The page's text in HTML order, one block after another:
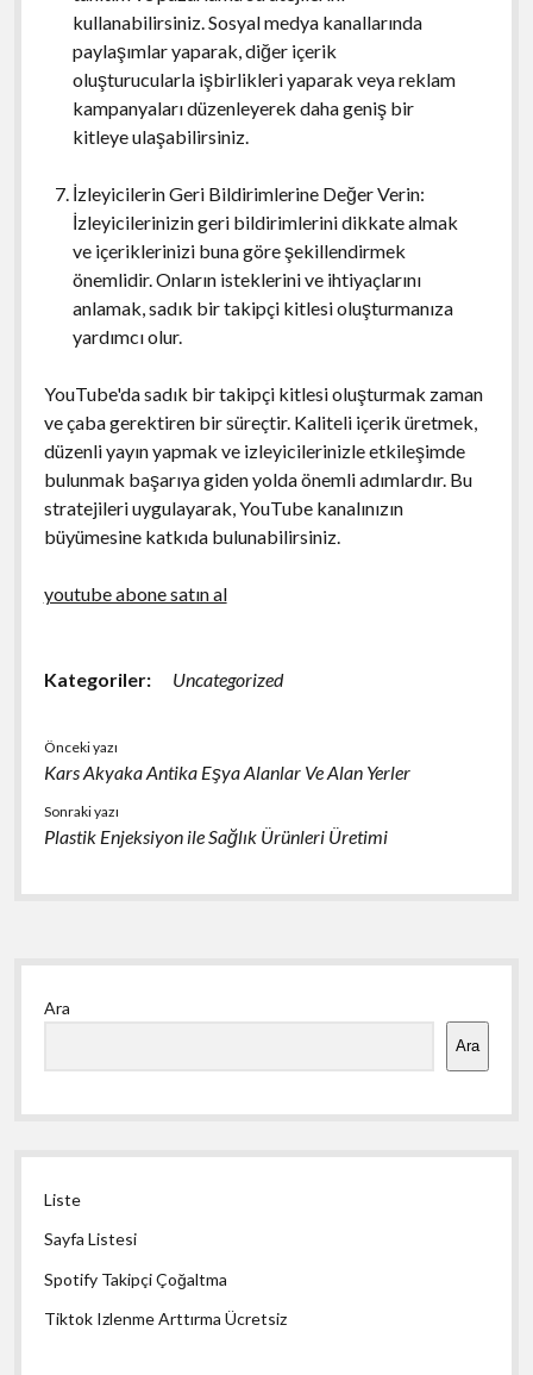
kullanabilirsiniz. Sosyal medya kanallarında
paylaşımlar yaparak, diğer içerik
oluşturucularla işbirlikleri yaparak veya reklam
kampanyaları düzenleyerek daha geniş bir
kitleye ulaşabilirsiniz.
İzleyicilerin Geri Bildirimlerine Değer Verin:
İzleyicilerinizin geri bildirimlerini dikkate almak
ve içeriklerinizi buna göre şekillendirmek
önemlidir. Onların isteklerini ve ihtiyaçlarını
anlamak, sadık bir takipçi kitlesi oluşturmanıza
yardımcı olur.
YouTube'da sadık bir takipçi kitlesi oluşturmak zaman
ve çaba gerektiren bir süreçtir. Kaliteli içerik üretmek,
düzenli yayın yapmak ve izleyicilerinizle etkileşimde
bulunmak başarıya giden yolda önemli adımlardır. Bu
stratejileri uygulayarak, YouTube kanalınızın
büyümesine katkıda bulunabilirsiniz.
youtube abone satın al
Kategoriler: Uncategorized
Önceki yazı
Kars Akyaka Antika Eşya Alanlar Ve Alan Yerler
Sonraki yazı
Plastik Enjeksiyon ile Sağlık Ürünleri Üretimi
Yan
Menü
Ara
Ara
Liste
Sayfa Listesi
Spotify Takipçi Çoğaltma
Tiktok Izlenme Arttırma Ücretsiz